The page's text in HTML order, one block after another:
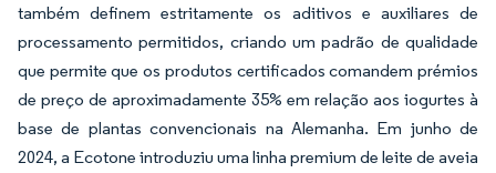
também definem estritamente os aditivos e auxiliares de
processamento permitidos, criando um padrão de qualidade
que permite que os produtos certificados comandem prémios
de preço de aproximadamente 35% em relação aos iogurtes à
base de plantas convencionais na Alemanha. Em junho de
2024, a Ecotone introduziu uma linha premium de leite de aveia